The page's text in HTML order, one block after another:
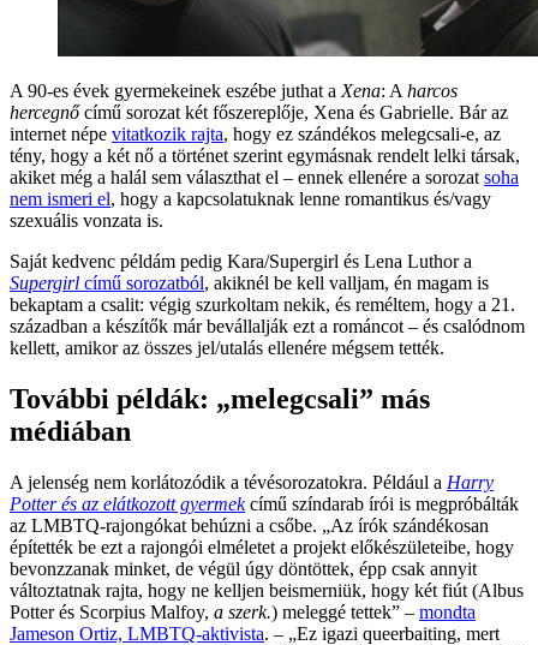
A 90-es évek gyermekeinek eszébe juthat a Xena: A harcos
hercegnőcímű sorozat két főszereplője, Xena és Gabrielle. Bár az
internet népe vitatkozik rajta, hogy ez szándékos melegcsali-e, az
tény, hogy a két nő a történet szerint egymásnak rendelt lelki társak,
akiket még a halál sem választhat el – ennek ellenére a sorozat soha
nem ismeri el, hogy a kapcsolatuknak lenne romantikus és/vagy
szexuális vonzata is.
Saját kedvenc példám pedig Kara/Supergirl és Lena Luthor a
Supergirl című sorozatból, akiknél be kell valljam, én magam is
bekaptam a csalit: végig szurkoltam nekik, és reméltem, hogy a 21.
században a készítők már bevállalják ezt a románcot – és csalódnom
kellett, amikor az összes jel/utalás ellenére mégsem tették.
További példák: „melegcsali” más
médiában
A jelenség nem korlátozódik a tévésorozatokra. Például a Harry
Potterés az elátkozott gyermekcímű színdarab írói is megpróbálták
az LMBTQ-rajongókat behúzni a csőbe. „Az írók szándékosan
építették be ezt a rajongói elméletet a projekt előkészületeibe, hogy
bevonzzanak minket, de végül úgy döntöttek, épp csak annyit
változtatnak rajta, hogy ne kelljen beismerniük, hogy két fiút (Albus
Potter és Scorpius Malfoy, a szerk.) meleggé tettek” – mondta
Jameson Ortiz, LMBTQ-aktivista. – „Ez igazi queerbaiting, mert